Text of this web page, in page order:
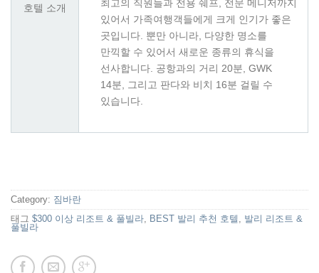
호텔 소개
최고의 직원들과 전용 쉐프, 전문 메니저까지
있어서 가족여행객들에게 크게 인기가 좋은
곳입니다. 뿐만 아니라, 다양한 명소를
만끽할 수 있어서 새로운 종류의 휴식을
선사합니다. 공항과의 거리 20분, GWK
14분, 그리고 판다와 비치 16분 걸릴 수
있습니다.
Category: 짐바란
태그 $300 이상 리조트 & 풀빌라, BEST 발리 추천 호텔 , 발리 리조트 &
풀빌라